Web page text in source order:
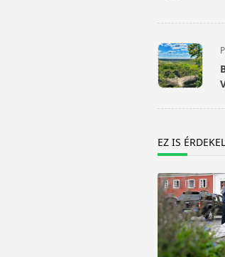
<span
class="nav-
subtitle
EZ IS